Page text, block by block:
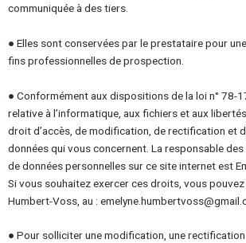
communiquée à des tiers.
● Elles sont conservées par le prestataire pour
fins professionnellesde prospection.
● Conformément aux dispositions de la loi n° 78-
relative à l’informatique, aux fichiers et aux
droit d’accès, de modification, de rectification et
données qui vous concernent. La responsable
dedonnées personnelles sur ce site internet est
Si vous souhaitezexercer ces droits, vous
Humbert-Voss, au :
● Pour solliciter une modification, une